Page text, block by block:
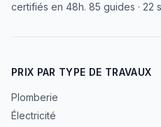
certifiés en 48h. 85 guides · 22
PRIX PAR TYPE DE TRAVAUX
Plomberie
Électricité